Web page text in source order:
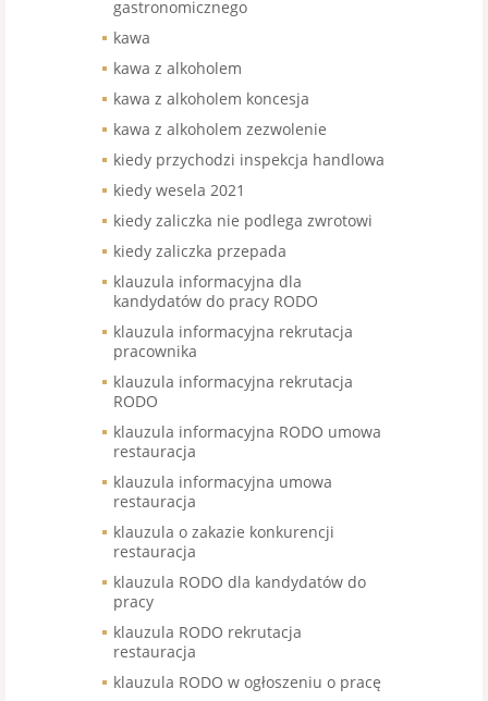
gastronomicznego
kawa
kawa z alkoholem
kawa z alkoholem koncesja
kawa z alkoholem zezwolenie
kiedy przychodzi inspekcja handlowa
kiedy wesela 2021
kiedy zaliczka nie podlega zwrotowi
kiedy zaliczka przepada
klauzula informacyjna dla
kandydatów do pracy RODO
klauzula informacyjna rekrutacja
pracownika
klauzula informacyjna rekrutacja
RODO
klauzula informacyjna RODO umowa
restauracja
klauzula informacyjna umowa
restauracja
klauzula o zakazie konkurencji
restauracja
klauzula RODO dla kandydatów do
pracy
klauzula RODO rekrutacja
restauracja
klauzula RODO w ogłoszeniu o pracę